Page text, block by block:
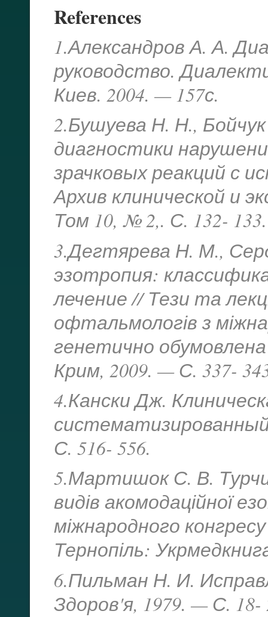
References
1.Александров А. А.
руководство.
Киев. 2004. — 157с.
2.Бушуева Н. Н.,
диагностики
зрачковых реакций с
Архив клинической и
Том 10, № 2,. С. 132- 133.
3.Дегтярева Н. М.,
эзотропия:
лечение // Тези та
офтальмологів з
генетично
Крим, 2009. — С. 337-
4.Кански Дж.
С. 516- 556.
5.Мартишок С. В.
видів акомодаційної
міжнародного
Тернопіль:
6.Пильман Н. И.
Здоров'я, 1979. — С. 18-